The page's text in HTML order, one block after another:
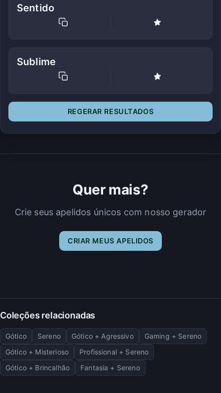
Sentido
Sublime
REGERAR RESULTADOS
Quer mais?
Crie seus apelidos únicos com nosso gerador
CRIAR MEUS APELIDOS
Coleções relacionadas
Gótico Sereno Gótico + Agressivo
Gaming + Sereno
Gótico + Misterioso
Profissional + Sereno
Gótico + Brincalhão
Fantasia + Sereno